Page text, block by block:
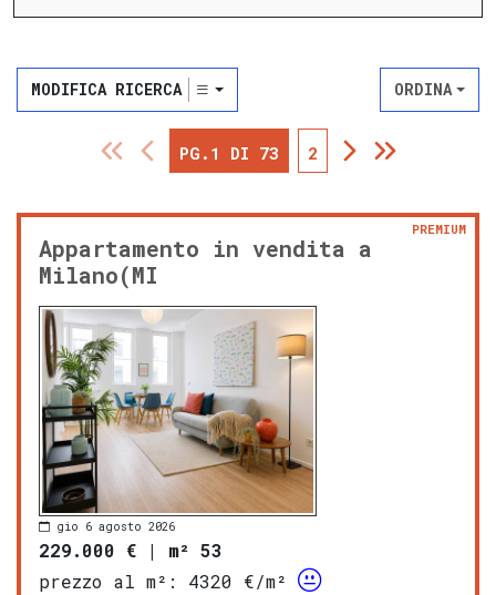
MODIFICA RICERCA ORDINA
PG.1 DI 73 2
Appartamento in vendita a
Milano(MI
PREMIUM
gio 6 agosto 2026
229.000 € | m² 53
prezzo al m²:
4320 €/m²